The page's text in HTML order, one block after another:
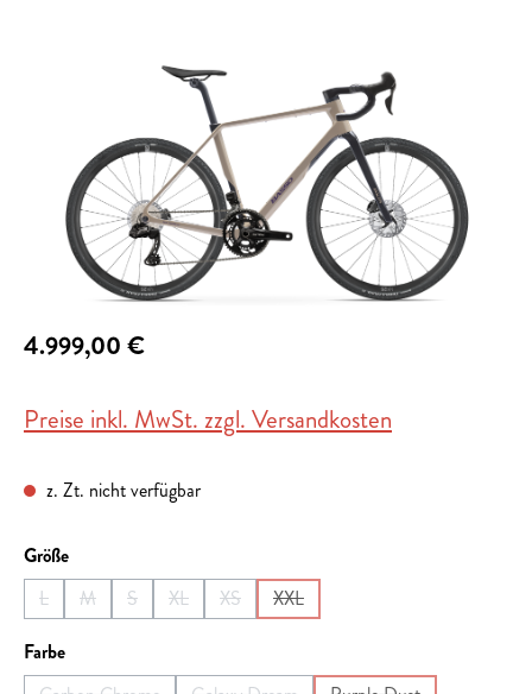
4.999,00 €
Preise inkl. MwSt. zzgl. Versandkosten
z. Zt. nicht verfügbar
Größeauswählen
L
(Diese Option ist zurzeit nicht verfügbar.)
M
(Diese Option ist zurzeit nicht verfügbar.)
S
(Diese Option ist zurzeit nicht verfügbar.)
XL
(Diese Option ist zurzeit nicht verfügbar.)
XS
(Diese Option ist zurzeit nicht verfügbar.)
XXL
(Diese Option ist zurzeit nicht
Farbeauswählen